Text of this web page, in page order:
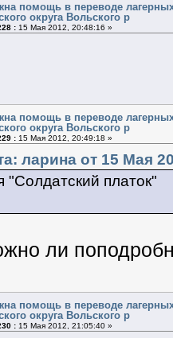
помощь в переводе
округа Вольского р
:15 Мая 2012, 20:48:16 »
помощь в переводе
округа Вольского р
:15 Мая 2012, 20:49:18 »
ларина от 15 Мая
"Солдатский платок"
ли
помощь в переводе
округа Вольского р
:15 Мая 2012, 21:05:40 »